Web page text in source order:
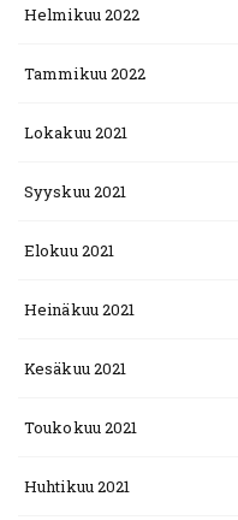
Helmikuu 2022
Tammikuu 2022
Lokakuu 2021
Syyskuu 2021
Elokuu 2021
Heinäkuu 2021
Kesäkuu 2021
Toukokuu 2021
Huhtikuu 2021